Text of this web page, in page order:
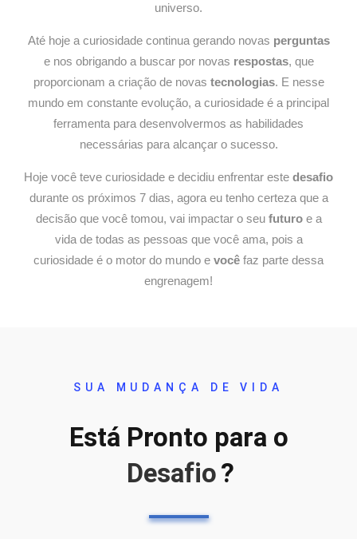
universo.
Até hoje a curiosidade continua gerando novas perguntas
e nos obrigando a buscar por novas respostas, que
proporcionam a criação de novas tecnologias. E nesse
mundo em constante evolução, a curiosidade é a principal
ferramenta para desenvolvermos as habilidades
necessárias para alcançar o sucesso.
Hoje você teve curiosidade e decidiu enfrentar este desafio
durante os próximos 7 dias, agora eu tenho certeza que a
decisão que você tomou, vai impactar o seu futuroe a
vida de todas as pessoas que você ama, pois a
curiosidade é o motor do mundo e você faz parte dessa
engrenagem!
SUA MUDANÇA DE VIDA
Está Pronto para o
Desafio?